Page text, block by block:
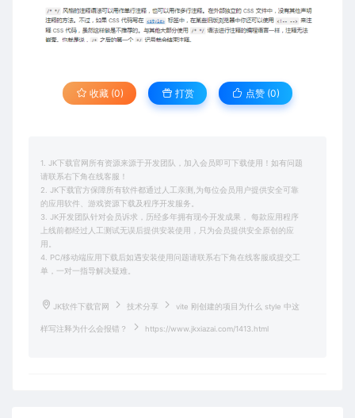
收藏 (0) 打赏 点赞 (0)
1. JK下载官网所有资源来源于开发团队，加入会员即可下载使用！如有问题
请联系右下角在线客服！
2. JK下载官方保障所有软件都通过人工亲测,为每位会员用户提供安全可靠
的应用软件、游戏资源下载及程序开发服务。
3. JK开发团队针对会员诉求，历经多年拥有现今开发成果， 每款应用程序
上线前都经过人工测试无误后提供安装使用，只为会员提供安全原创的应
用。
4. PC/移动端应用下载后如遇安装使用问题请联系右下角在线客服或提交工
单，一对一指导解决疑难。
JK软件下载官网 技术分享 vite 刚创建的项目为什么 style 中这
样写注释为什么会报错？ https://www.jkxiazai.com/1413.html